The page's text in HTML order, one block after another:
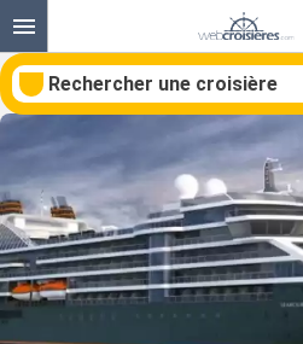
Rechercher une croisière
Nos destinations
Mois de départ